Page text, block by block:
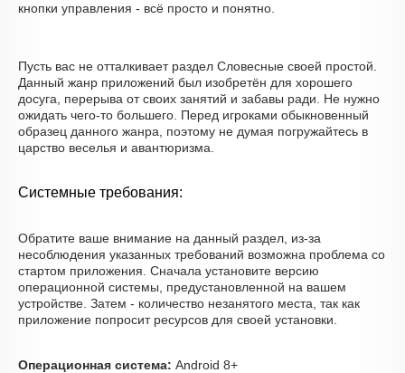
кнопки управления - всё просто и понятно.
Пусть вас не отталкивает раздел Словесные своей простой.
Данный жанр приложений был изобретён для хорошего
досуга, перерыва от своих занятий и забавы ради. Не нужно
ожидать чего-то большего. Перед игроками обыкновенный
образец данного жанра, поэтому не думая погружайтесь в
царство веселья и авантюризма.
Системные требования:
Обратите ваше внимание на данный раздел, из-за
несоблюдения указанных требований возможна проблема со
стартом приложения. Сначала установите версию
операционной системы, предустановленной на вашем
устройстве. Затем - количество незанятого места, так как
приложение попросит ресурсов для своей установки.
Операционная система: Android 8+